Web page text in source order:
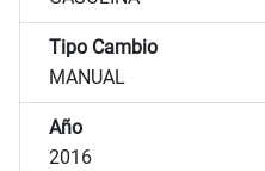
Tipo Cambio
MANUAL
Año
2016